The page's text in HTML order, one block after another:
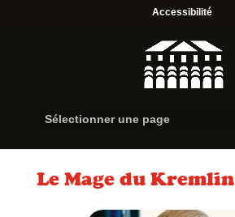
Accessibilité
Sélectionner une page
Le Mage du Kremlin